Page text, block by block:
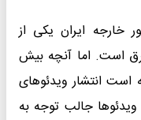
خارجه ایران یکی از
است. اما آنچه بیش
است انتشار ویدئوهای
جالب توجه به